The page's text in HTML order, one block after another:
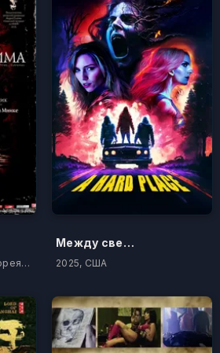
2004, Гонконг Япония Корея Южная
Между светом и тьмой
2025, США